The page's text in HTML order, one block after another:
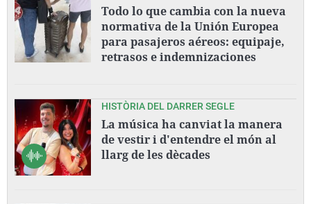
Todo lo que cambia con la nueva
normativa de la Unión Europea
para pasajeros aéreos: equipaje,
retrasos e indemnizaciones
HISTÒRIA DEL DARRER SEGLE
La música ha canviat la manera
de vestir i d'entendre el món al
llarg de les dècades